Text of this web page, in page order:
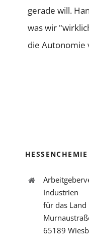
gerade will.
was wir
die Autonomie
HESSENCHEMIE
Industrien
für das Land
65189